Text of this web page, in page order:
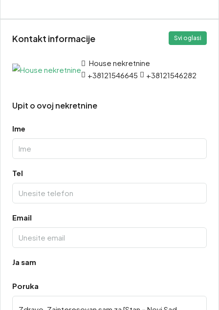
Kontakt informacije Svi oglasi
House nekretnine
+38121546645
+38121546282
Upit o ovoj nekretnine
Ime
Tel
Email
Ja sam
Poruka